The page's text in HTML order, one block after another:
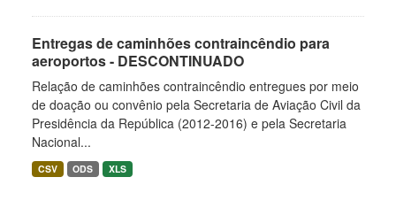
Entregas de caminhões contraincêndio para
aeroportos - DESCONTINUADO
Relação de caminhões contraincêndio entregues por meio
de doação ou convênio pela Secretaria de Aviação Civil da
Presidência da República (2012-2016) e pela Secretaria
Nacional...
CSV ODS XLS